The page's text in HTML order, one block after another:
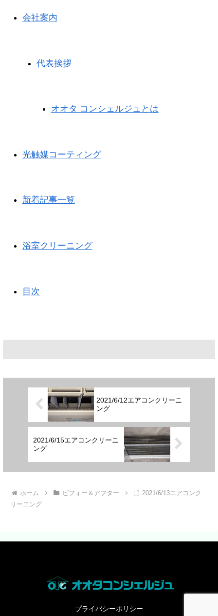
会社案内
代表挨拶
オオタ コンシェルジュとは
光触媒コーティング
新着記事一覧
浴室クリーニング
目次
2021/6/12エアコンクリーニ
ング
2021/6/15エアコンクリーニ
ング
ホーム ビフォー＆アフター
2021/6/13エアコンク
リーニング
プライバシーポリシー